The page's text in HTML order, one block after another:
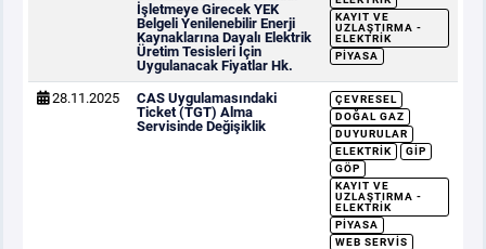
İşletmeye Girecek YEK
Belgeli Yenilenebilir Enerji
Kaynaklarına Dayalı Elektrik
Üretim Tesisleri İçin
Uygulanacak Fiyatlar Hk.
KAYIT VE
UZLAŞTIRMA -
ELEKTRIK
PIYASA
28.11.2025
CAS Uygulamasındaki
Ticket (TGT) Alma
Servisinde Değişiklik
ÇEVRESEL
DOĞAL GAZ
DUYURULAR
ELEKTRIK
GİP
GÖP
KAYIT VE
UZLAŞTIRMA -
ELEKTRIK
PIYASA
WEB SERVIS